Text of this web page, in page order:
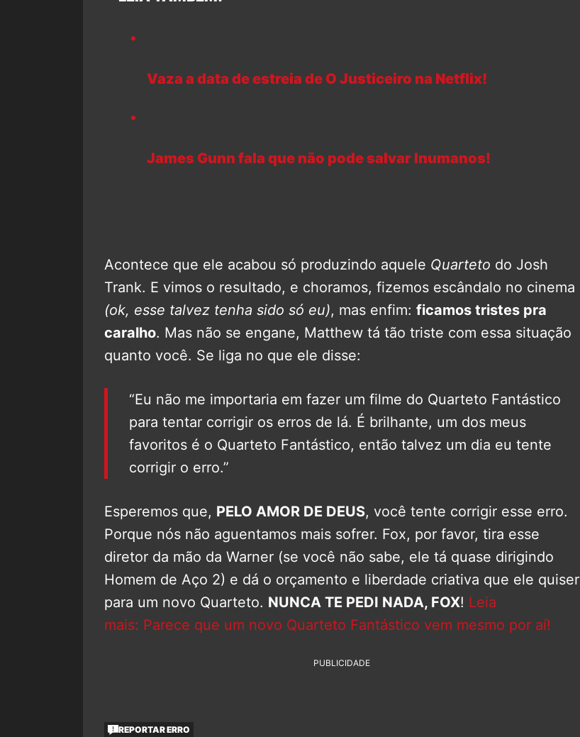
Vaza a data de estreia de O Justiceiro na Netflix!
James Gunn fala que não pode salvar Inumanos!
Acontece que ele acabou só produzindo aquele Quarteto do Josh
Trank. E vimos o resultado, e choramos, fizemos escândalo no cinema
(ok, esse talvez tenha sido só eu), mas enfim: ficamos tristes pra
caralho. Mas não se engane, Matthew tá tão triste com essa situação
quanto você. Se liga no que ele disse:
“Eu não me importaria em fazer um filme do Quarteto Fantástico
para tentar corrigir os erros de lá. É brilhante, um dos meus
favoritos é o Quarteto Fantástico, então talvez um dia eu tente
corrigir o erro.”
Esperemos que, PELO AMOR DE DEUS, você tente corrigir esse erro.
Porque nós não aguentamos mais sofrer. Fox, por favor, tira esse
diretor da mão da Warner (se você não sabe, ele tá quase dirigindo
Homem de Aço 2) e dá o orçamento e liberdade criativa que ele quiser
para um novo Quarteto. NUNCA TE PEDI NADA, FOX! Leia
mais: Parece que um novo Quarteto Fantástico vem mesmo por aí!
PUBLICIDADE
REPORTAR ERRO